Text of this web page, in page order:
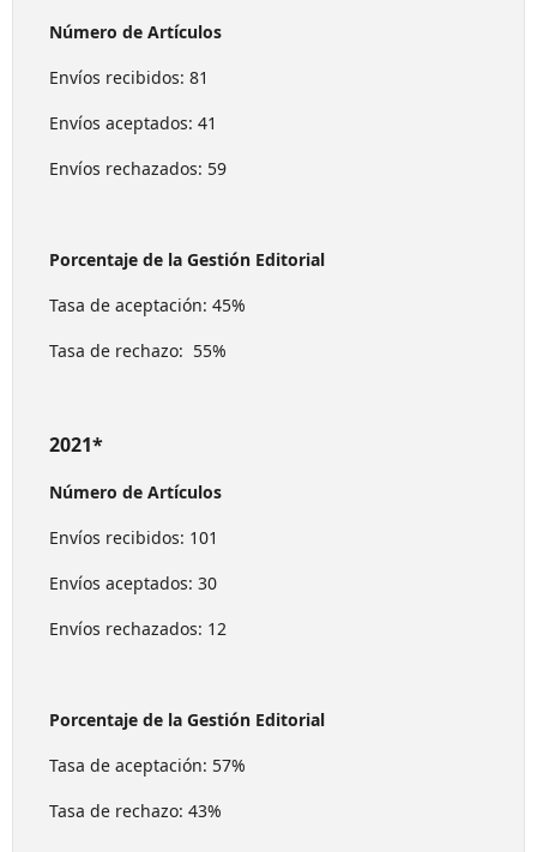
Número de Artículos
Envíos recibidos: 81
Envíos aceptados: 41
Envíos rechazados: 59
Porcentaje de la Gestión Editorial
Tasa de aceptación: 45%
Tasa de rechazo: 55%
2021*
Número de Artículos
Envíos recibidos: 101
Envíos aceptados: 30
Envíos rechazados: 12
Porcentaje de la Gestión Editorial
Tasa de aceptación: 57%
Tasa de rechazo: 43%